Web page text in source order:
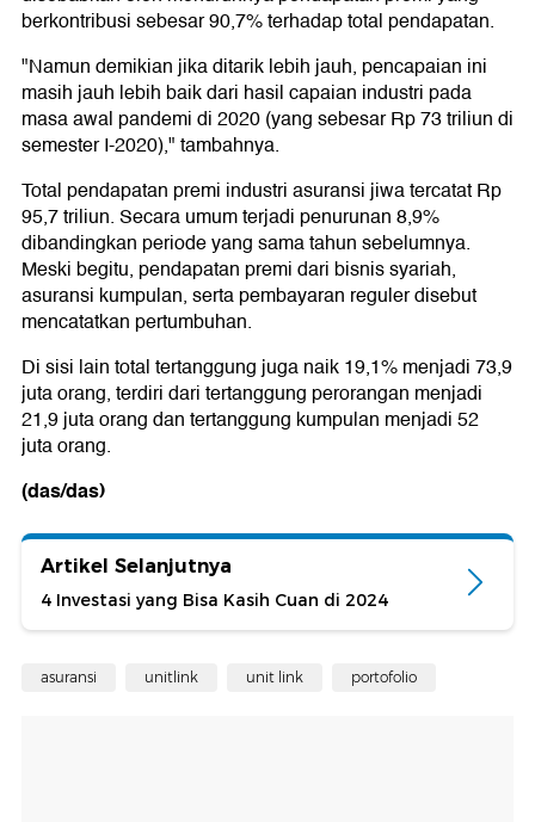
berkontribusi sebesar 90,7% terhadap total pendapatan.
"Namun demikian jika ditarik lebih jauh, pencapaian ini
masih jauh lebih baik dari hasil capaian industri pada
masa awal pandemi di 2020 (yang sebesar Rp 73 triliun di
semester I-2020)," tambahnya.
Total pendapatan premi industri asuransi jiwa tercatat Rp
95,7 triliun. Secara umum terjadi penurunan 8,9%
dibandingkan periode yang sama tahun sebelumnya.
Meski begitu, pendapatan premi dari bisnis syariah,
asuransi kumpulan, serta pembayaran reguler disebut
mencatatkan pertumbuhan.
Di sisi lain total tertanggung juga naik 19,1% menjadi 73,9
juta orang, terdiri dari tertanggung perorangan menjadi
21,9 juta orang dan tertanggung kumpulan menjadi 52
juta orang.
(das/das)
Artikel Selanjutnya
4 Investasi yang Bisa Kasih Cuan di 2024
asuransi unitlink unit link portofolio